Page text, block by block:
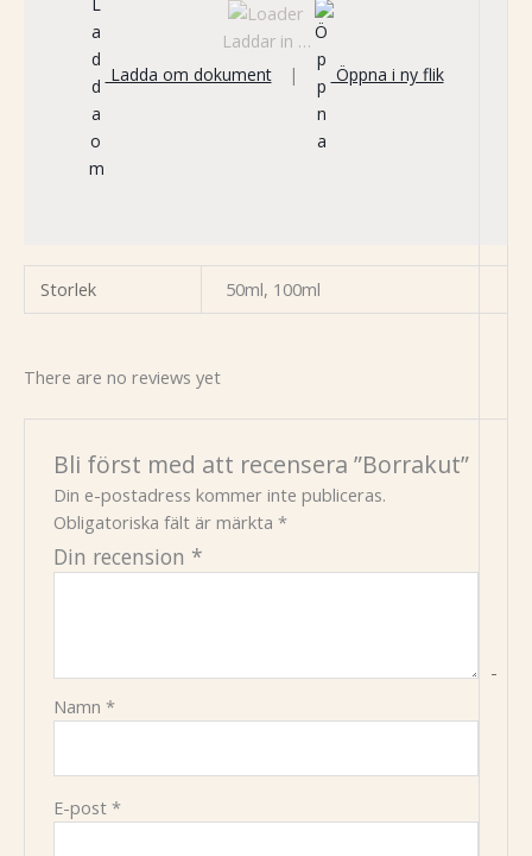
-
Laddar in …
Ladda om dokument | Öppna i ny flik
Storlek 50ml, 100ml
There are no reviews yet
Bli först med att recensera ”Borrakut”
Din e-postadress kommer inte publiceras.
Obligatoriska fält är märkta*
Din recension *
Namn*
E-post*